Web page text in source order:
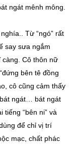
ngát mênh mông.
Từ “ngó” rất
say sưa ngắm
càng. Cô thôn nữ
bên tê đồng
cô cũng cảm thấy
ngát… bát ngát
tiếng “bên ni” và
để chỉ vị trí
mạc, chất phác